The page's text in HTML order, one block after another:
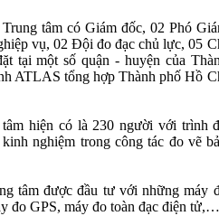
tâm có Giám đốc, 02 Phó
vụ, 02 Đội đo đạc chủ lực, 05
tại một số quận - huyện của
ATLAS tổng hợp Thành phố Hồ
hiện có là 230 người với trình
nghiệm trong công tác đo vẽ
tâm được đầu tư với những máy
đo GPS, máy đo toàn đạc điện tử,…